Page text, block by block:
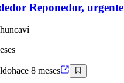
Reponedor, urgente
hace 8 meses